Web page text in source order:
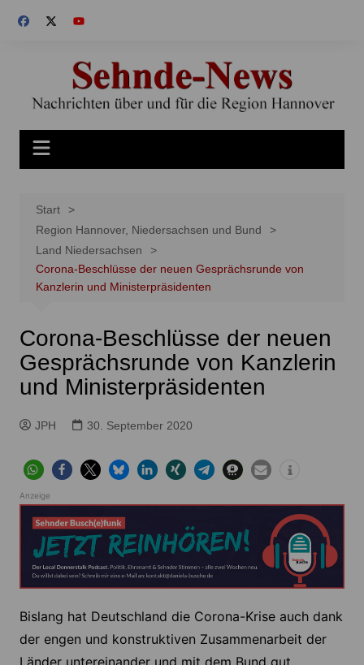
Inhalt
Start
Region Hannover, Niedersachsen und Bund
Land Niedersachsen
Corona-Beschlüsse der neuen Gesprächsrunde von
Kanzlerin und Ministerpräsidenten
Corona-Beschlüsse der neuen
Gesprächsrunde von Kanzlerin
und Ministerpräsidenten
JPH 30. September 2020
Anzeige
Bislang hat Deutschland die Corona-Krise auch dank
der engen und konstruktiven Zusammenarbeit der